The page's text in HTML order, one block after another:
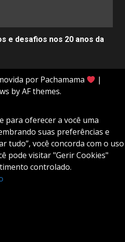
e desafios nos 20 anos da
por Pachamama
|
by AF themes.
para oferecer a você uma
suas preferências e
tudo”, você concorda com o uso
pode visitar "Gerir Cookies"
controlado.